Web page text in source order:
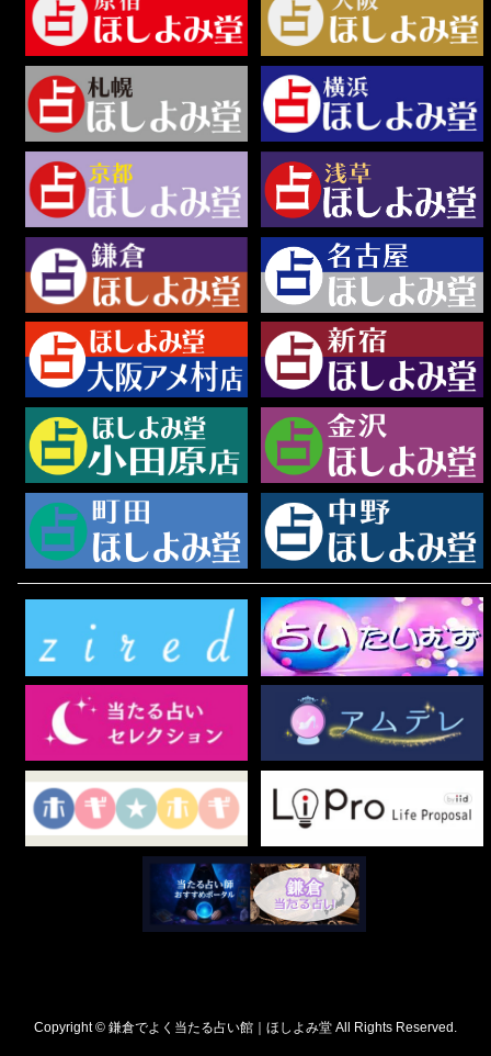
Copyright © 鎌倉でよく当たる占い館｜ほしよみ堂 All Rights Reserved.